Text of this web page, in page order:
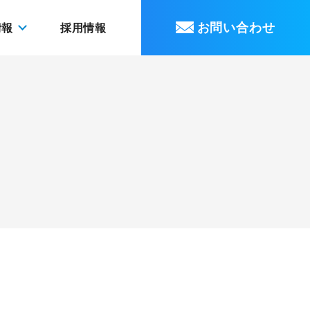
採用情報 お問い合わせ